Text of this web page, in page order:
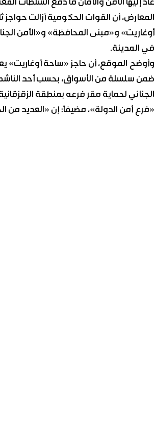
عاد إليها الأمن والأمان ما دفع السلطات
المعارض، أن القوات الحكومية أزالت حواجز
أوغاريت» و«مبنى المحافظة» و«الأمن
في المدينة.
وأوضح الموقع، أن حاجز «ساحة أوغاريت»
ضمن سلسلة من الأسواق، بحسب أحد
الجنائي لحماية مقر فرعه بمنطقة
«فرع أمن الدولة»، مضيفاً: إن «العديد من